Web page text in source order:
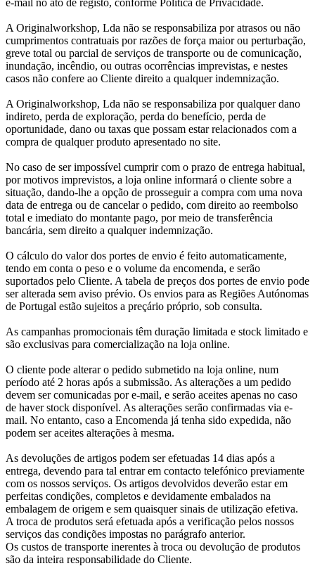
A Originalworkshop, Lda não se responsabiliza por atrasos ou não
cumprimentos contratuais por razões de força maior ou perturbação,
greve total ou parcial de serviços de transporte ou de comunicação,
inundação, incêndio, ou outras ocorrências imprevistas, e nestes
casos não confere ao Cliente direito a qualquer indemnização.
A Originalworkshop, Lda não se responsabiliza por qualquer dano
indireto, perda de exploração, perda do benefício, perda de
oportunidade, dano ou taxas que possam estar relacionados com a
compra de qualquer produto apresentado no site.
No caso de ser impossível cumprir com o prazo de entrega habitual,
por motivos imprevistos, a loja online informará o cliente sobre a
situação, dando-lhe a opção de prosseguir a compra com uma nova
data de entrega ou de cancelar o pedido, com direito ao reembolso
total e imediato do montante pago, por meio de transferência
bancária, sem direito a qualquer indemnização.
O cálculo do valor dos portes de envio é feito automaticamente,
tendo em conta o peso e o volume da encomenda, e serão
suportados pelo Cliente. A tabela de preços dos portes de envio pode
ser alterada sem aviso prévio. Os envios para as Regiões Autónomas
de Portugal estão sujeitos a preçário próprio, sob consulta.
As campanhas promocionais têm duração limitada e stock limitado e
são exclusivas para comercialização na loja online.
O cliente pode alterar o pedido submetido na loja online, num
período até 2 horas após a submissão. As alterações a um pedido
devem ser comunicadas por e-mail, e serão aceites apenas no caso
de haver stock disponível. As alterações serão confirmadas via e-
mail. No entanto, caso a Encomenda já tenha sido expedida, não
podem ser aceites alterações à mesma.
As devoluções de artigos podem ser efetuadas 14 dias após a
entrega, devendo para tal entrar em contacto telefónico previamente
com os nossos serviços. Os artigos devolvidos deverão estar em
perfeitas condições, completos e devidamente embalados na
embalagem de origem e sem quaisquer sinais de utilização efetiva.
A troca de produtos será efetuada após a verificação pelos nossos
serviços das condições impostas no parágrafo anterior.
Os custos de transporte inerentes à troca ou devolução de produtos
são da inteira responsabilidade do Cliente.